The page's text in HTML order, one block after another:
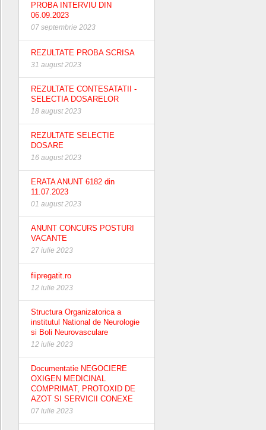
PROBA INTERVIU DIN
06.09.2023
07 septembrie 2023
REZULTATE PROBA SCRISA
31 august 2023
REZULTATE CONTESATATII -
SELECTIA DOSARELOR
18 august 2023
REZULTATE SELECTIE
DOSARE
16 august 2023
ERATA ANUNT 6182 din
11.07.2023
01 august 2023
ANUNT CONCURS POSTURI
VACANTE
27 iulie 2023
fiipregatit.ro
12 iulie 2023
Structura Organizatorica a
institutul National de Neurologie
si Boli Neurovasculare
12 iulie 2023
Documentatie NEGOCIERE
OXIGEN MEDICINAL
COMPRIMAT, PROTOXID DE
AZOT SI SERVICII CONEXE
07 iulie 2023